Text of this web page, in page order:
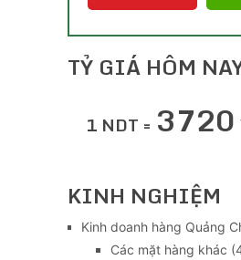
TỶ GIÁ HÔM
1 NDT = 3720
KINH NGHIỆM
Kinh doanh hàng Quảng
Các mặt hàng khác